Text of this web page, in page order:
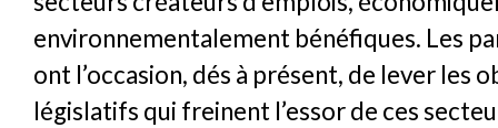
environnementalement bénéfiques. Les
ont l’occasion, dés à présent, de lever les
législatifs qui freinent l’essor de ces